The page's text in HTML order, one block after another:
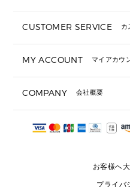
▶ 小
定期ケース・カ
ス
▶
CUSTOMER SERVICE カ
ギフト用にラッピングができ
ショッピングバッグを購入
注文後に完了メールが受信
サイズ交換はできますか？
MY ACCOUNT マイアカウ
COMPANY 会社概要
会社概要
お客様へ
プライバ